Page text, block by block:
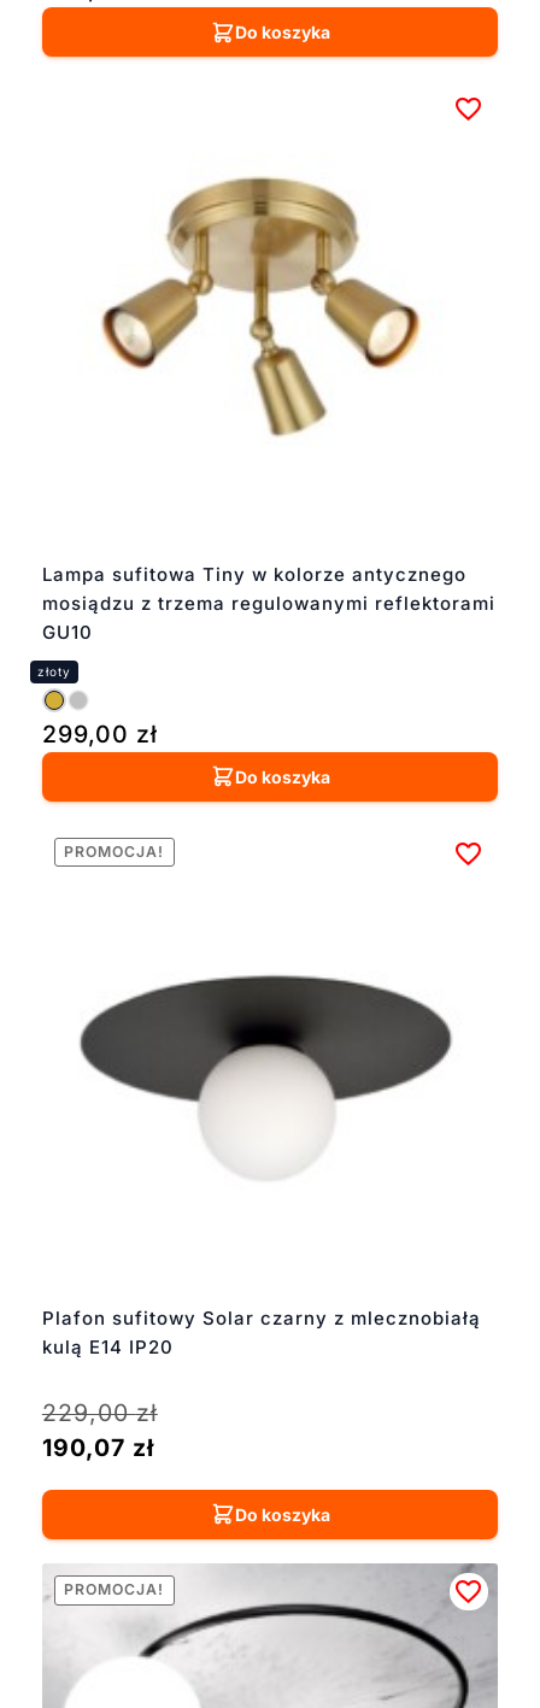
Do koszyka
Lampa sufitowa Tiny w kolorze antycznego
mosiądzu z trzema regulowanymi reflektorami
GU10
299,00 zł
Do koszyka
Plafon sufitowy Solar czarny z mlecznobiałą
kulą E14 IP20
PROMOCJA!
229,00zł
190,07 zł
Do koszyka
PROMOCJA!